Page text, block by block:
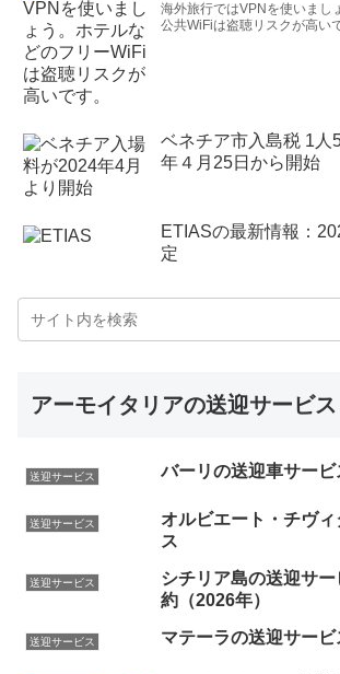
海外旅行ではVPNを使いまし
公共WiFiは盗聴リスクが高い
ベネチア市入島税 1人
年４月25日から開始
ETIASの最新情報：
定
アーモイタリアの送迎サービス
送迎サービス バーリの送迎車サービ
送迎サービス
オルビエート・チヴ
ス
送迎サービス
シチリア島の送迎サ
約（2026年）
送迎サービス マテーラの送迎サービ